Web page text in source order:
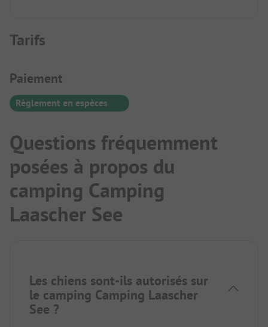
Tarifs
Informations de paiement
Paiement
Règlement en espèces
Questions fréquemment
posées à propos du
camping Camping
Laascher See
Les chiens sont-ils autorisés sur
le camping Camping Laascher
See ?